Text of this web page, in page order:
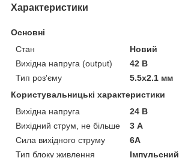
Характеристики
Основні
Стан
Новий
Вихідна напруга (output)
42 В
Тип роз'єму
5.5x2.1 мм
Користувальницькі характеристики
Вихідна напруга
24 В
Вихідний струм, не більше
3 А
Сила вихідного струму
6А
Тип блоку живлення
Імпульсний